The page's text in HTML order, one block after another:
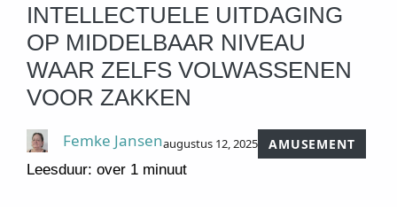
INTELLECTUELE UITDAGING
OP MIDDELBAAR NIVEAU
WAAR ZELFS VOLWASSENEN
VOOR ZAKKEN
Femke Jansenaugustus 12, 2025
AMUSEMENT
Leesduur: over 1 minuut